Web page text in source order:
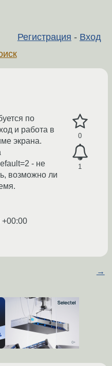
Регистрация - Вход
0
1
по
и работа в
экрана.
- не
возможно ли
+00:00
→